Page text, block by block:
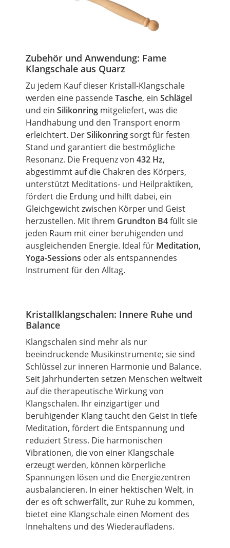
Zubehör und Anwendung: Fame
Klangschale aus Quarz
Zu jedem Kauf dieser Kristall-Klangschale
werden eine passendeTasche, ein Schlägel
und ein Silikonring mitgeliefert, was die
Handhabung und den Transport enorm
erleichtert. DerSilikonringsorgt für festen
Stand und garantiert die bestmögliche
Resonanz. Die Frequenz von 432 Hz,
abgestimmt auf die Chakren des Körpers,
unterstützt Meditations- und Heilpraktiken,
fördert die Erdung und hilft dabei, ein
Gleichgewicht zwischen Körper und Geist
herzustellen. Mit ihrem Grundton B4füllt sie
jeden Raum mit einer beruhigenden und
ausgleichenden Energie. Ideal für Meditation,
Yoga-Sessions oder als entspannendes
Instrument für den Alltag.
Kristallklangschalen: Innere Ruhe und
Balance
Klangschalen sind mehr als nur
beeindruckende Musikinstrumente; sie sind
Schlüssel zur inneren Harmonie und Balance.
Seit Jahrhunderten setzen Menschen weltweit
auf die therapeutische Wirkung von
Klangschalen. Ihr einzigartiger und
beruhigender Klang taucht den Geist in tiefe
Meditation, fördert die Entspannung und
reduziert Stress. Die harmonischen
Vibrationen, die von einer Klangschale
erzeugt werden, können körperliche
Spannungen lösen und die Energiezentren
ausbalancieren. In einer hektischen Welt, in
der es oft schwerfällt, zur Ruhe zu kommen,
bietet eine Klangschale einen Moment des
Innehaltens und des Wiederaufladens.